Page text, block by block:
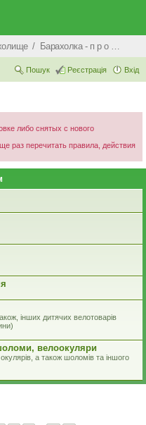
Барахолка - п р о д а ж
Вхід
Реєстрація
Пошук
либо снятых с нового
раз перечитать правила, действия
інших дитячих велотоварів
велоокуляри
а також шоломів та іншого